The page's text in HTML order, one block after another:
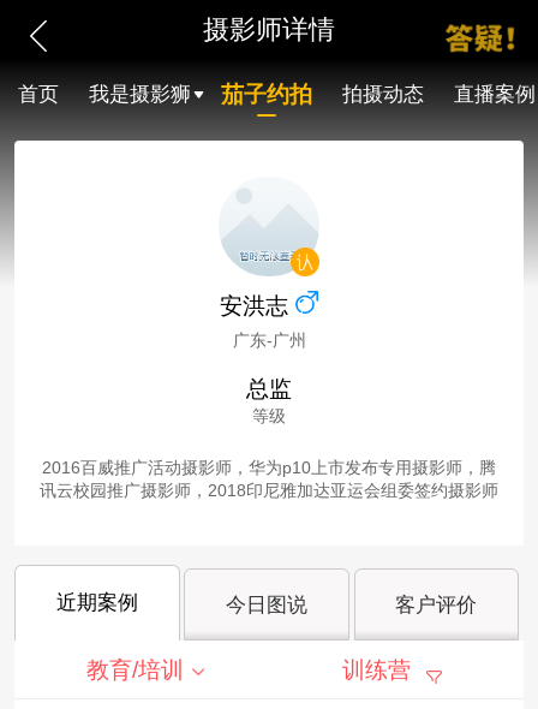
摄影师详情
首页 我是摄影狮 茄子约拍 拍摄动态 直播案例
安洪志
广东-广州
总监
等级
2016百威推广活动摄影师，华为p10上市发布专用摄影师，腾
讯云校园推广摄影师，2018印尼雅加达亚运会组委签约摄影师
近期案例 今日图说 客户评价
教育/培训 训练营